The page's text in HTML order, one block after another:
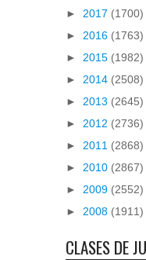
► 2017 (1700)
► 2016 (1763)
► 2015 (1982)
► 2014 (2508)
► 2013 (2645)
► 2012 (2736)
► 2011 (2868)
► 2010 (2867)
► 2009 (2552)
► 2008 (1911)
CLASES DE